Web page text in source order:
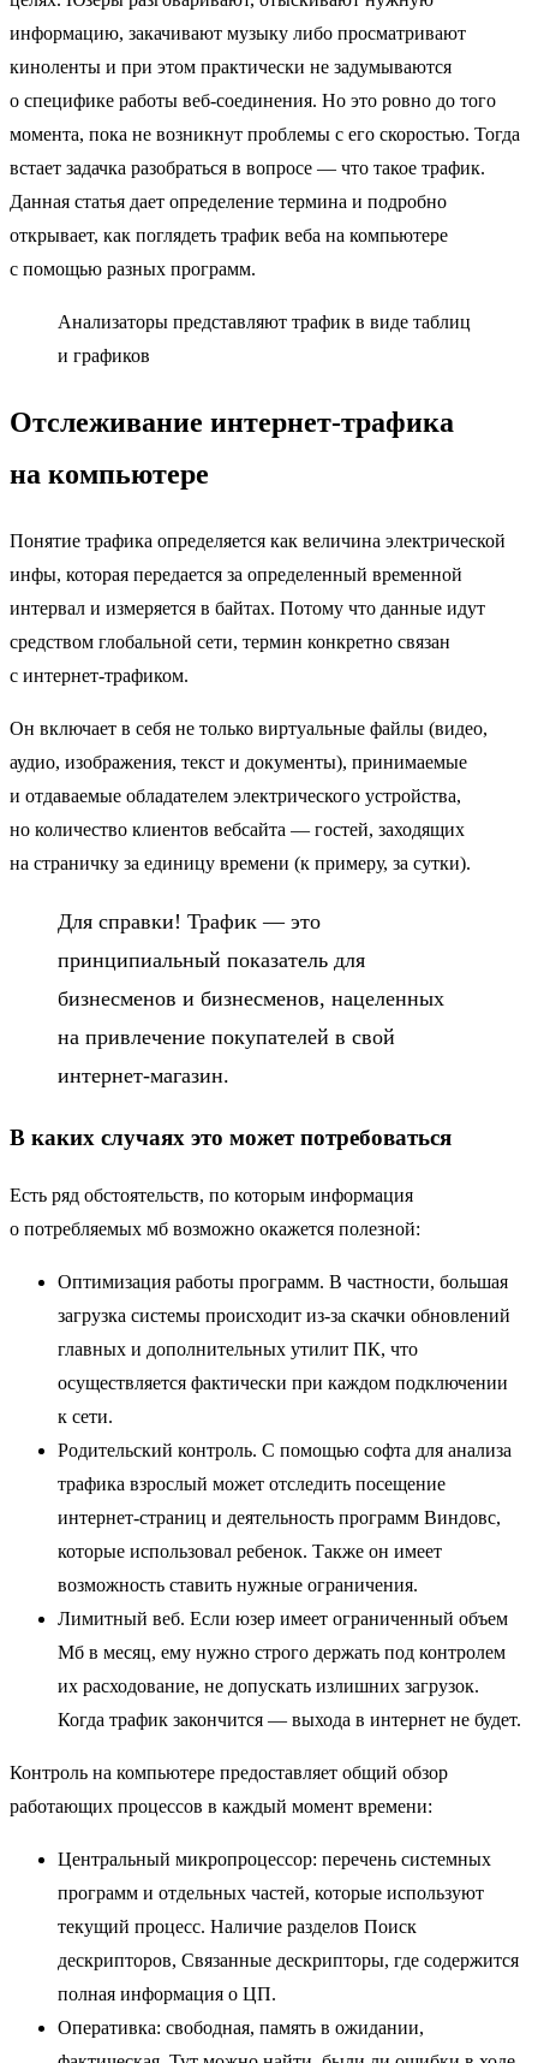
информацию, закачивают музыку либо просматривают
киноленты и при этом практически не задумываются
о специфике работы веб-соединения. Но это ровно до того
момента, пока не возникнут проблемы с его скоростью. Тогда
встает задачка разобраться в вопросе — что такое трафик.
Данная статья дает определение термина и подробно
открывает, как поглядеть трафик веба на компьютере
с помощью разных программ.
Анализаторы представляют трафик в виде таблиц
и графиков
Отслеживание интернет-трафика
на компьютере
Понятие трафика определяется как величина электрической
инфы, которая передается за определенный временной
интервал и измеряется в байтах. Потому что данные идут
средством глобальной сети, термин конкретно связан
с интернет-трафиком.
Он включает в себя не только виртуальные файлы (видео,
аудио, изображения, текст и документы), принимаемые
и отдаваемые обладателем электрического устройства,
но количество клиентов вебсайта — гостей, заходящих
на страничку за единицу времени (к примеру, за сутки).
Для справки! Трафик — это
принципиальный показатель для
бизнесменов и бизнесменов, нацеленных
на привлечение покупателей в свой
интернет-магазин.
В каких случаях это может потребоваться
Есть ряд обстоятельств, по которым информация
о потребляемых мб возможно окажется полезной:
Оптимизация работы программ. В частности, большая
загрузка системы происходит из-за скачки обновлений
главных и дополнительных утилит ПК, что
осуществляется фактически при каждом подключении
к сети.
Родительский контроль. С помощью софта для анализа
трафика взрослый может отследить посещение
интернет-страниц и деятельность программ Виндовс,
которые использовал ребенок. Также он имеет
возможность ставить нужные ограничения.
Лимитный веб. Если юзер имеет ограниченный объем
Мб в месяц, ему нужно строго держать под контролем
их расходование, не допускать излишних загрузок.
Когда трафик закончится — выхода в интернет не будет.
Контроль на компьютере предоставляет общий обзор
работающих процессов в каждый момент времени:
Центральный микропроцессор: перечень системных
программ и отдельных частей, которые используют
текущий процесс. Наличие разделов Поиск
дескрипторов, Связанные дескрипторы, где содержится
полная информация о ЦП.
Оперативка: свободная, память в ожидании,